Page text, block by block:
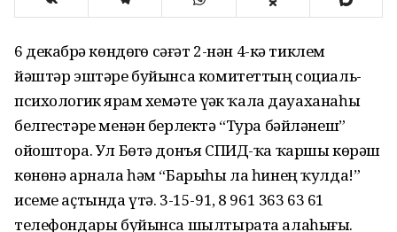
6 декабрҙә көндөҙгө сәғәт 2-нән 4-кә тиклем
йәштәр эштәре буйынса комитеттың социаль-
психологик ярҙам хеҙмәте үҙәк ҡала дауаханаһы
белгестәре менән берлектә “Тура бәйләнеш”
ойоштора. Ул Бөтә донъя СПИД-ҡа ҡаршы көрәш
көнөнә арнала һәм “Барыһы ла һинең ҡулда!”
исеме аҫтында үтә. 3-15-91, 8 961 363 63 61
телефондары буйынса шылтырата алаһығыҙ.